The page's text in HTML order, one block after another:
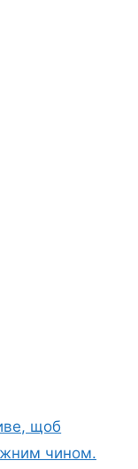
щоб
чином.